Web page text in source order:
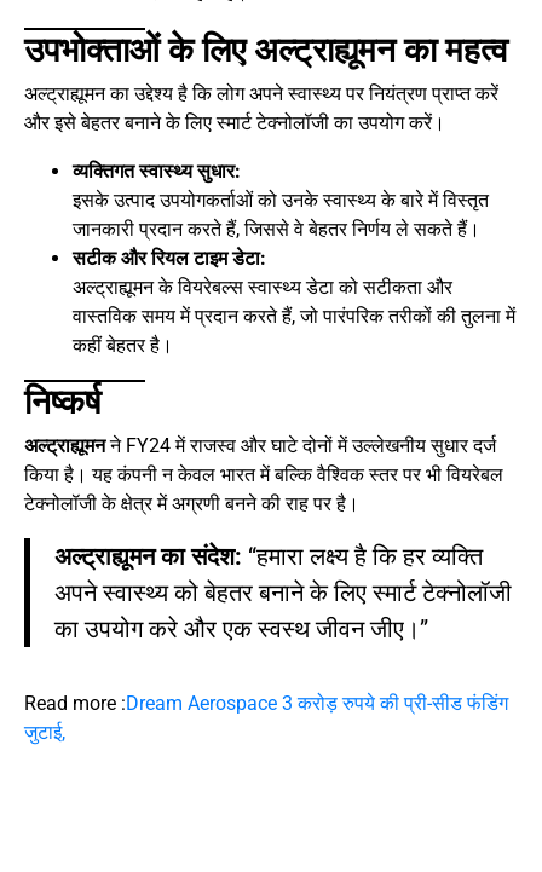
उपभोक्ताओं के लिए अल्ट्राह्यूमन का महत्व
अल्ट्राह्यूमन का उद्देश्य है कि लोग अपने स्वास्थ्य पर नियंत्रण प्राप्त करें
और इसे बेहतर बनाने के लिए स्मार्ट टेक्नोलॉजी का उपयोग करें।
व्यक्तिगत स्वास्थ्य सुधार:
इसके उत्पाद उपयोगकर्ताओं को उनके स्वास्थ्य के बारे में विस्तृत
जानकारी प्रदान करते हैं, जिससे वे बेहतर निर्णय ले सकते हैं।
सटीक और रियल टाइम डेटा:
अल्ट्राह्यूमन के वियरेबल्स स्वास्थ्य डेटा को सटीकता और
वास्तविक समय में प्रदान करते हैं, जो पारंपरिक तरीकों की तुलना में
कहीं बेहतर है।
निष्कर्ष
अल्ट्राह्यूमनने FY24 में राजस्व और घाटे दोनों में उल्लेखनीय सुधार दर्ज
किया है। यह कंपनी न केवल भारत में बल्कि वैश्विक स्तर पर भी वियरेबल
टेक्नोलॉजी के क्षेत्र में अग्रणी बनने की राह पर है।
अल्ट्राह्यूमन का संदेश: “हमारा लक्ष्य है कि हर व्यक्ति
अपने स्वास्थ्य को बेहतर बनाने के लिए स्मार्ट टेक्नोलॉजी
का उपयोग करे और एक स्वस्थ जीवन जीए।”
Read more :Dream Aerospace 3 करोड़ रुपये की प्री-सीड फंडिंग
जुटाई,